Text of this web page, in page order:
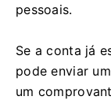
pessoais.
Se a conta já
pode enviar
um